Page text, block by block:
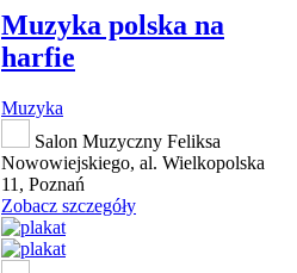
Muzyka polska na
harfie
Muzyka
Salon Muzyczny Feliksa
Nowowiejskiego, al. Wielkopolska
11, Poznań
Zobacz szczegóły